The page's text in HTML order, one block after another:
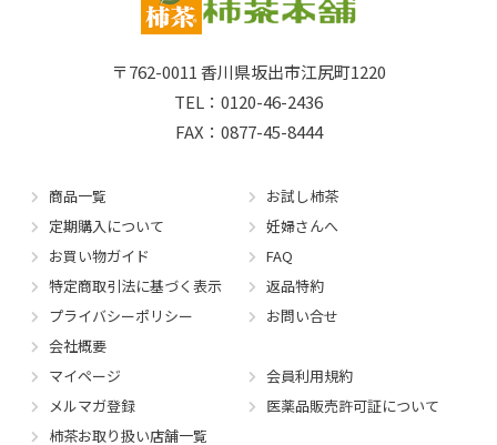
〒762-0011香川県坂出市江尻町1220
TEL：0120-46-2436
FAX：0877-45-8444
商品一覧
お試し柿茶
定期購入について
妊婦さんへ
お買い物ガイド
FAQ
特定商取引法に基づく表示
返品特約
プライバシーポリシー
お問い合せ
会社概要
マイページ
会員利用規約
メルマガ登録
医薬品販売許可証について
柿茶お取り扱い店舗一覧